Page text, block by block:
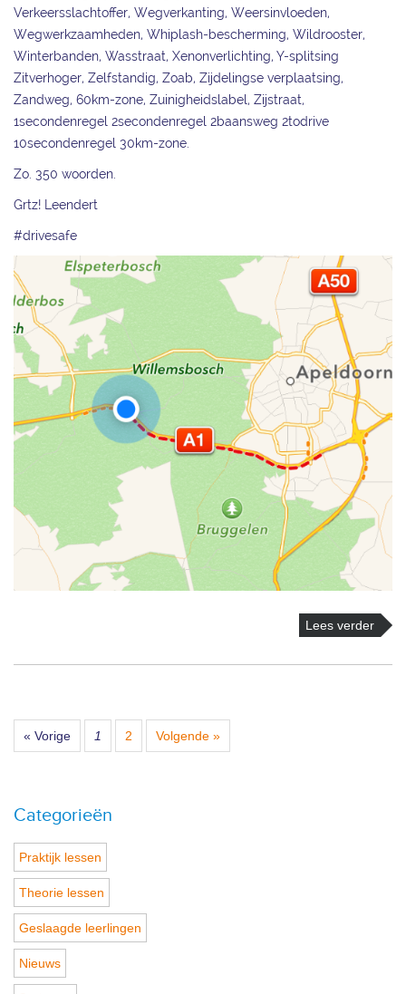
Verkeersslachtoffer, Wegverkanting, Weersinvloeden,
Wegwerkzaamheden, Whiplash-bescherming, Wildrooster,
Winterbanden, Wasstraat, Xenonverlichting, Y-splitsing
Zitverhoger, Zelfstandig, Zoab, Zijdelingse verplaatsing,
Zandweg, 60km-zone, Zuinigheidslabel, Zijstraat,
1secondenregel 2secondenregel 2baansweg 2todrive
10secondenregel 30km-zone.
Zo. 350 woorden.
Grtz! Leendert
#drivesafe
Lees verder
« Vorige 1 2 Volgende »
Categorieën
Praktijk lessen
Theorie lessen
Geslaagde leerlingen
Nieuws